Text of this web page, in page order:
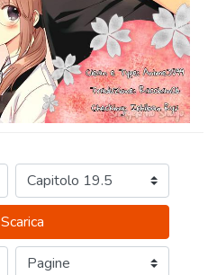
Scarica